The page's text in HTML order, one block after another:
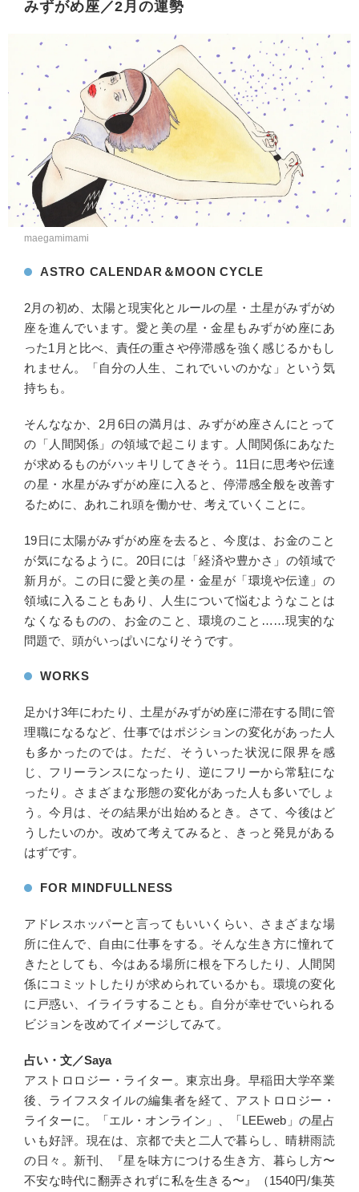
みずがめ座／2月の運勢
maegamimami
ASTRO CALENDAR＆MOON CYCLE
2月の初め、太陽と現実化とルールの星・土星がみずがめ
座を進んでいます。愛と美の星・金星もみずがめ座にあ
った1月と比べ、責任の重さや停滞感を強く感じるかもし
れません。「自分の人生、これでいいのかな」という気
持ちも。
そんななか、2月6日の満月は、みずがめ座さんにとって
の「人間関係」の領域で起こります。人間関係にあなた
が求めるものがハッキリしてきそう。11日に思考や伝達
の星・水星がみずがめ座に入ると、停滞感全般を改善す
るために、あれこれ頭を働かせ、考えていくことに。
19日に太陽がみずがめ座を去ると、今度は、お金のこと
が気になるように。20日には「経済や豊かさ」の領域で
新月が。この日に愛と美の星・金星が「環境や伝達」の
領域に入ることもあり、人生について悩むようなことは
なくなるものの、お金のこと、環境のこと……現実的な
問題で、頭がいっぱいになりそうです。
WORKS
足かけ3年にわたり、土星がみずがめ座に滞在する間に管
理職になるなど、仕事ではポジションの変化があった人
も多かったのでは。ただ、そういった状況に限界を感
じ、フリーランスになったり、逆にフリーから常駐にな
ったり。さまざまな形態の変化があった人も多いでしょ
う。今月は、その結果が出始めるとき。さて、今後はど
うしたいのか。改めて考えてみると、きっと発見がある
はずです。
FOR MINDFULLNESS
アドレスホッパーと言ってもいいくらい、さまざまな場
所に住んで、自由に仕事をする。そんな生き方に憧れて
きたとしても、今はある場所に根を下ろしたり、人間関
係にコミットしたりが求められているかも。環境の変化
に戸惑い、イライラすることも。自分が幸せでいられる
ビジョンを改めてイメージしてみて。
占い・文／Saya
アストロロジー・ライター。東京出身。早稲田大学卒業
後、ライフスタイルの編集者を経て、アストロロジー・
ライターに。「エル・オンライン」、「LEEweb」の星占
いも好評。現在は、京都で夫と二人で暮らし、晴耕雨読
の日々。新刊、『星を味方につける生き方、暮らし方〜
不安な時代に翻弄されずに私を生きる〜』（1540円/集英